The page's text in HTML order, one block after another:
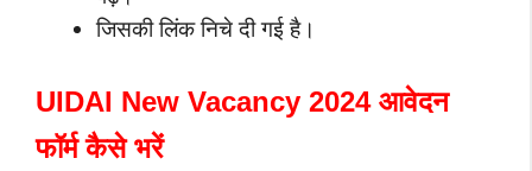
जिसकी लिंक निचे दी गई है।
UIDAI New Vacancy 2024 आवेदन
फॉर्म कैसे भरें